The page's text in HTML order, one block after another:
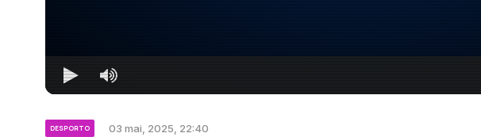
DESPORTO 03 mai, 2025, 22:40